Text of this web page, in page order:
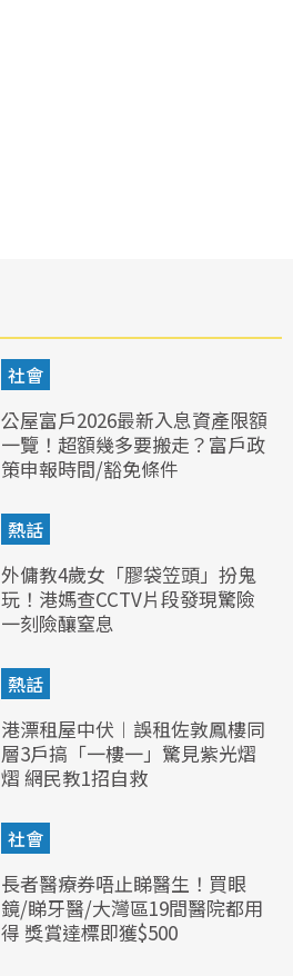
社會
公屋富戶2026最新入息資產限額
一覽！超額幾多要搬走？富戶政
策申報時間/豁免條件
熱話
外傭教4歲女「膠袋笠頭」扮鬼
玩！港媽查CCTV片段發現驚險
一刻險釀窒息
熱話
港漂租屋中伏︱誤租佐敦鳳樓同
層3戶搞「一樓一」驚見紫光熠
熠 網民教1招自救
社會
長者醫療券唔止睇醫生！買眼
鏡/睇牙醫/大灣區19間醫院都用
得 獎賞達標即獲$500